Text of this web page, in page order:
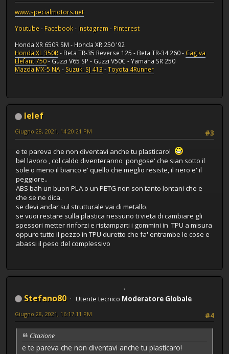
www.specialmotors.net
Youtube- Facebook- Instagram- Pinterest
Honda XR 650R SM - Honda XR 250 '92
Honda XL 350R- Beta TR-35 Reverse 125 - Beta TR-34 260 - Cagiva
Elefant 750- Guzzi V65 SP - Guzzi V50C - Yamaha SR 250
Mazda MX-5 NA- Suzuki SJ 413-Toyota 4Runner
lelef
#3
Giugno 28, 2021, 14:20:21 PM
e te pareva che non diventavi anche tu plasticaro!
bel lavoro , col caldo diventeranno 'pongose' che sian sotto il
sole o meno il bianco e' quello che meglio resiste, il nero e' il
peggiore..
ABS bah un buon PLA o un PETG non son tanto lontani che e
che se ne dica.
se devi andar sul strutturale vai di metallo.
se vuoi restare sulla plastica nessuno ti vieta di cambiare gli
spessori metter rinforzi e ristamparti i gommini in TPU a misura
oppure tutto il pezzo in TPU duretto che fa' entrambe le cose e
abassi il peso del complessivo
Stefano80 Utente tecnico Moderatore Globale
#4
Giugno 28, 2021, 16:17:11 PM
Citazione
e te pareva che non diventavi anche tu plasticaro!